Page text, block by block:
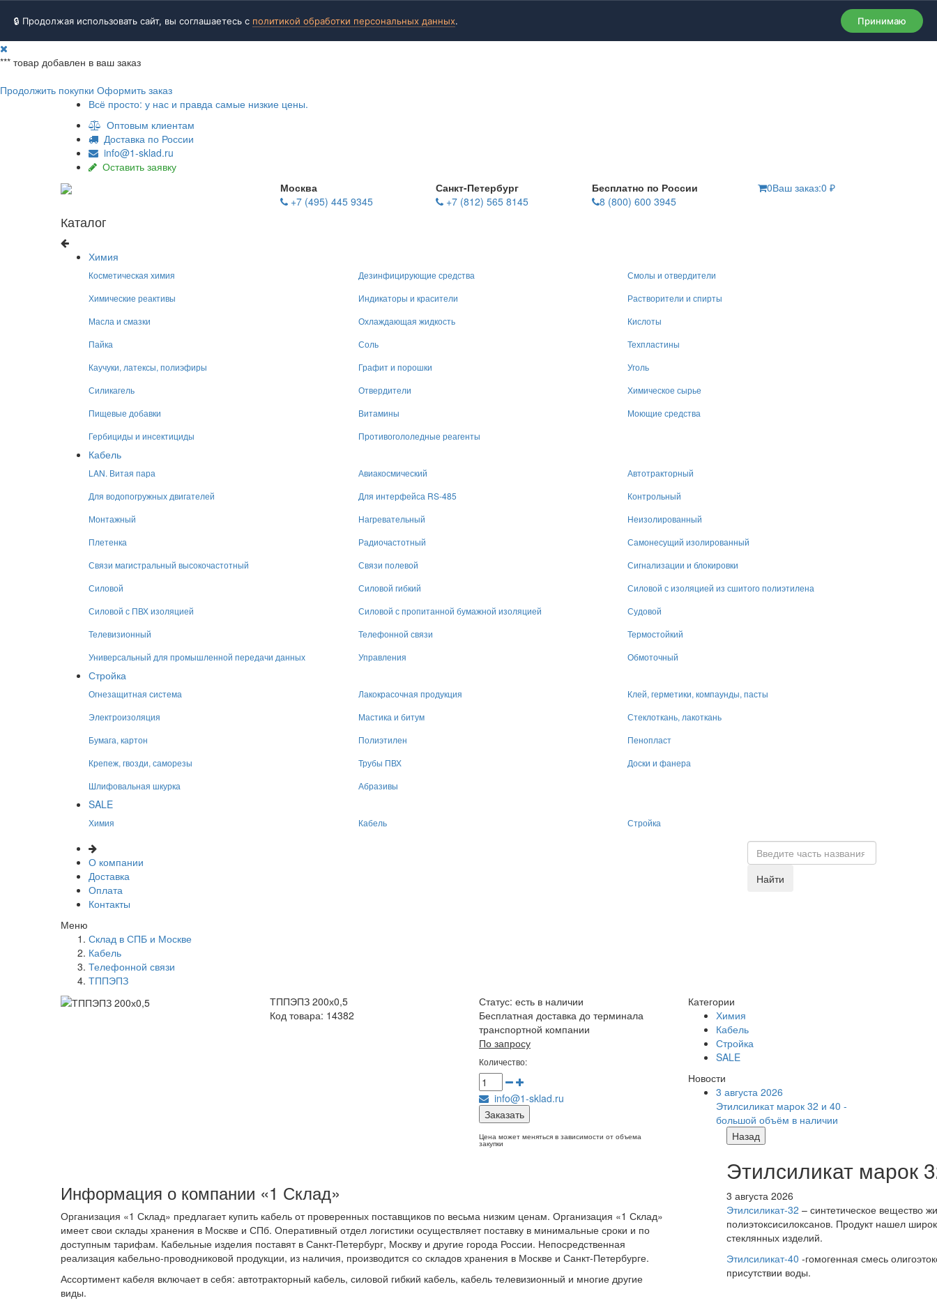
🔒 Продолжая использовать сайт, вы соглашаетесь с политикой обработки персональных данных. Принимаю
*** товар добавлен в ваш заказ
Продолжить покупки Оформить заказ
Всё просто: у нас и правда самые низкие цены.
Оптовым клиентам
Доставка по России
info@1-sklad.ru
Оставить заявку
Москва
+7 (495) 445 9345
Санкт-Петербург
+7 (812) 565 8145
Бесплатно по России
8 (800) 600 3945
0Ваш заказ:0 ₽
Каталог
Химия
Косметическая химия Дезинфицирующие средства
Смолы и отвердители
Химические реактивы
Индикаторы и красители
Растворители и спирты
Масла и смазки
Охлаждающая жидкость
Кислоты
Пайка
Соль
Техпластины
Каучуки, латексы, полиэфиры
Графит и порошки
Уголь
Силикагель
Отвердители
Химическое сырье
Пищевые добавки
Витамины
Моющие средства
Гербициды и инсектициды
Противогололедные реагенты
Кабель
LAN. Витая пара Авиакосмический
Автотракторный
Для водопогружных двигателей
Для интерфейса RS-485
Контрольный
Монтажный
Нагревательный
Неизолированный
Плетенка
Радиочастотный
Самонесущий изолированный
Связи магистральный высокочастотный
Связи полевой
Сигнализации и блокировки
Силовой
Силовой гибкий
Силовой с изоляцией из сшитого полиэтилена
Силовой с ПВХ изоляцией
Силовой с пропитанной бумажной изоляцией
Судовой
Телевизионный
Телефонной связи
Термостойкий
Универсальный для промышленной передачи данных
Управления Обмоточный
Стройка
Огнезащитная система Лакокрасочная продукция
Клей, герметики, компаунды, пасты
Электроизоляция
Мастика и битум
Стеклоткань, лакоткань
Бумага, картон
Полиэтилен
Пенопласт
Крепеж, гвозди, саморезы
Трубы ПВХ
Доски и фанера
Шлифовальная шкурка
Абразивы
SALE
Химия Кабель Стройка
О компании
Доставка
Оплата
Контакты
Найти
Меню
Склад в СПБ и Москве
Кабель
Телефонной связи
ТППЭПЗ
ТППЭПЗ 200х0,5
Код товара: 14382
Статус: есть в наличии
Бесплатная доставка до терминала
транспортной компании
По запросу
Количество:
info@1-sklad.ru
Заказать
Цена может меняться в зависимости от объема
закупки
Информация о компании «1 Склад»
Организация «1 Склад» предлагает купить кабель от проверенных поставщиков по весьма низким ценам. Организация «1 Склад»
имеет свои склады хранения в Москве и СПб. Оперативный отдел логистики осуществляет поставку в минимальные сроки и по
доступным тарифам. Кабельные изделия поставят в Санкт-Петербург, Москву и другие города России. Непосредственная
реализация кабельно-проводниковой продукции, из наличия, производится со складов хранения в Москве и Санкт-Петербурге.
Ассортимент кабеля включает в себя: автотракторный кабель, силовой гибкий кабель, кабель телевизионный и многие другие
виды.
Категории
Химия
Кабель
Стройка
SALE
Новости
3 августа 2026
Этилсиликат марок 32 и 40 -
большой объём в наличии
Назад
Этилсиликат марок
3 августа 2026
Этилсиликат-32 – синтетическое вещество
полиэтоксисилоксанов. Продукт нашел
стеклянных изделий.
Этилсиликат-40 -гомогенная смесь
присутствии воды.